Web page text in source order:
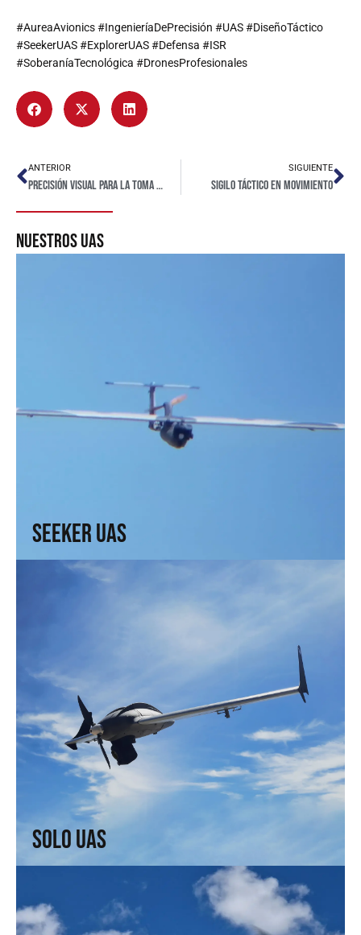
#AureaAvionics #IngenieríaDePrecisión #UAS #DiseñoTáctico
#SeekerUAS #ExplorerUAS #Defensa #ISR
#SoberaníaTecnológica #DronesProfesionales
ANTERIOR
Precisión visual para la toma de decisiones críticas
SIGUIENTE
Sigilo táctico en movimiento
nuestros uas
Seeker UAS
Solo UAS
Solo UAS
Rápido y eficiente. Rendimiento avanzado, velocidad
superior.
↗